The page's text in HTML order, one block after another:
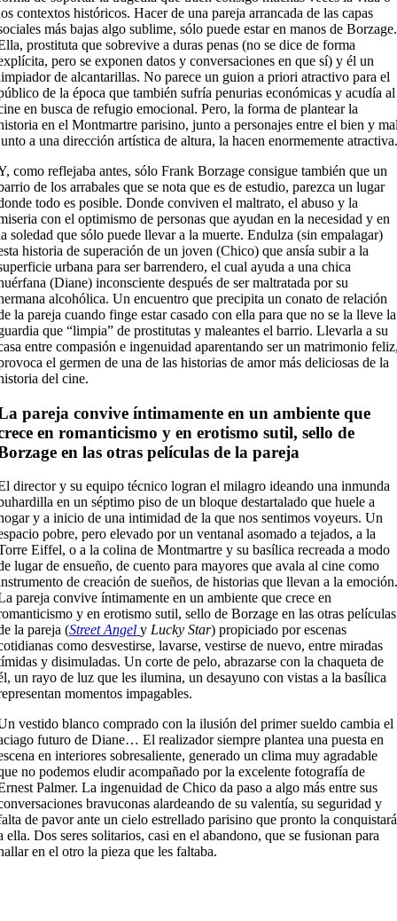
contextos históricos. Hacer de una pareja arrancada de las capas
más bajas algo sublime, sólo puede estar en manos de Borzage.
prostituta que sobrevive a duras penas (no se dice de forma
pero se exponen datos y conversaciones en que sí) y él un
de alcantarillas. No parece un guion a priori atractivo para el
de la época que también sufría penurias económicas y acudía al
en busca de refugio emocional. Pero, la forma de plantear la
en el Montmartre parisino, junto a personajes entre el bien y
a una dirección artística de altura, la hacen enormemente
como reflejaba antes, sólo Frank Borzage consigue también que un
de los arrabales que se nota que es de estudio, parezca un lugar
todo es posible. Donde conviven el maltrato, el abuso y la
con el optimismo de personas que ayudan en la necesidad y en
soledad que sólo puede llevar a la muerte. Endulza (sin empalagar)
historia de superación de un joven (Chico) que ansía subir a la
urbana para ser barrendero, el cual ayuda a una chica
(Diane) inconsciente después de ser maltratada por su
alcohólica. Un encuentro que precipita un conato de relación
la pareja cuando finge estar casado con ella para que no se la lleve la
que “limpia” de prostitutas y maleantes el barrio. Llevarla a su
entre compasión e ingenuidad aparentando ser un matrimonio
el germen de una de las historias de amor más deliciosas de la
del cine.
pareja convive íntimamente en un ambiente que
en romanticismo y en erotismo sutil, sello de
en las otras películas de la pareja
director y su equipo técnico logran el milagro ideando una inmunda
en un séptimo piso de un bloque destartalado que huele a
y a inicio de una intimidad de la que nos sentimos voyeurs. Un
pobre, pero elevado por un ventanal asomado a tejados, a la
Eiffel, o a la colina de Montmartre y su basílica recreada a modo
lugar de ensueño, de cuento para mayores que avala al cine como
de creación de sueños, de historias que llevan a la
pareja convive íntimamente en un ambiente que crece en
y en erotismo sutil, sello de Borzage en las otras películas
la pareja (Street Angel y Lucky Star) propiciado por escenas
como desvestirse, lavarse, vestirse de nuevo, entre miradas
y disimuladas. Un corte de pelo, abrazarse con la chaqueta de
un rayo de luz que les ilumina, un desayuno con vistas a la basílica
momentos impagables.
vestido blanco comprado con la ilusión del primer sueldo cambia el
futuro de Diane… El realizador siempre plantea una puesta en
en interiores sobresaliente, generado un clima muy agradable
no podemos eludir acompañado por la excelente fotografía de
Palmer. La ingenuidad de Chico da paso a algo más entre sus
bravuconas alardeando de su valentía, su seguridad y
de pavor ante un cielo estrellado parisino que pronto la conquistará
ella. Dos seres solitarios, casi en el abandono, que se fusionan para
en el otro la pieza que les faltaba.